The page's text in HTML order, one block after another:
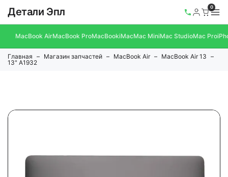
Детали Эпл 0
MacBook AirMacBook ProMacBookiMacMac MiniMac StudioMac Pro
Главная Магазин запчастей MacBook Air
MacBook Air 13
13" A1932